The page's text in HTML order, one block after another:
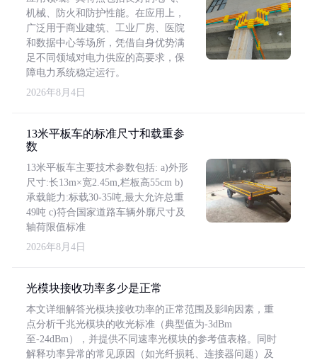
机械、防火和防护性能。在应用上，
广泛用于商业建筑、工业厂房、医院
和数据中心等场所，凭借自身优势满
足不同领域对电力供应的高要求，保
障电力系统稳定运行。
2026年8月4日
13米平板车的标准尺寸和载重参
数
13米平板车主要技术参数包括: a)外形
尺寸:长13m×宽2.45m,栏板高55cm b)
承载能力:标载30-35吨,最大允许总重
49吨 c)符合国家道路车辆外廓尺寸及
轴荷限值标准
2026年8月4日
光模块接收功率多少是正常
本文详细解答光模块接收功率的正常范围及影响因素，重
点分析千兆光模块的收光标准（典型值为-3dBm
至-24dBm），并提供不同速率光模块的参考值表格。同时
解释功率异常的常见原因（如光纤损耗、连接器问题）及